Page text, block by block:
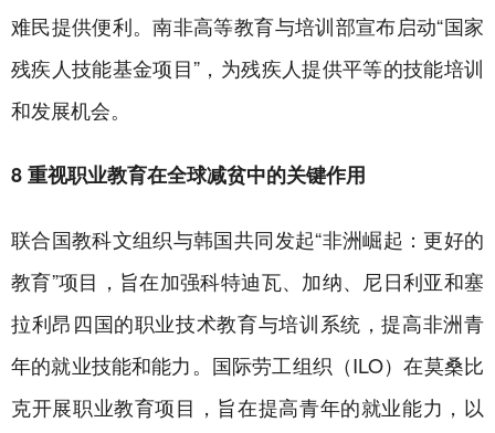
难民提供便利。南非高等教育与培训部宣布启动“国家
残疾人技能基金项目”，为残疾人提供平等的技能培训
和发展机会。
8 重视职业教育在全球减贫中的关键作用
联合国教科文组织与韩国共同发起“非洲崛起：更好的
教育”项目，旨在加强科特迪瓦、加纳、尼日利亚和塞
拉利昂四国的职业技术教育与培训系统，提高非洲青
年的就业技能和能力。国际劳工组织（ILO）在莫桑比
克开展职业教育项目，旨在提高青年的就业能力，以